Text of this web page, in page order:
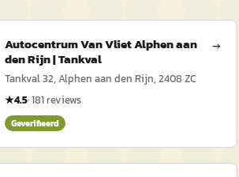
Autocentrum Van Vliet Alphen aan
den Rijn | Tankval
→
Tankval 32, Alphen aan den Rijn, 2408 ZC
★4.5·181reviews
Geverifieerd